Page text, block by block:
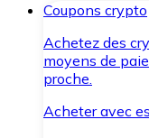
Coupons crypto
Achetez des
moyens de
proche.
Acheter avec